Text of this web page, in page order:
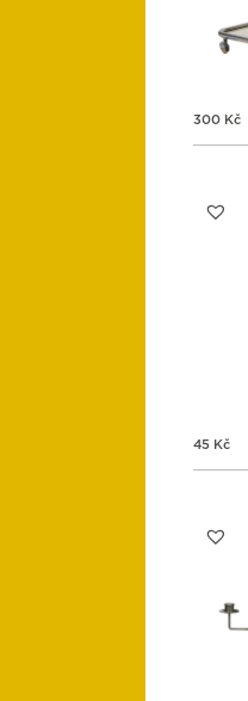
300 Kč
45 Kč